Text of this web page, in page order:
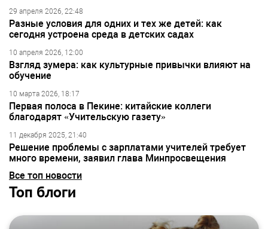
29 апреля 2026, 22:48
Разные условия для одних и тех же детей: как
сегодня устроена среда в детских садах
10 апреля 2026, 12:00
Взгляд зумера: как культурные привычки влияют на
обучение
10 марта 2026, 18:17
Первая полоса в Пекине: китайские коллеги
благодарят «Учительскую газету»
11 декабря 2025, 21:40
Решение проблемы с зарплатами учителей требует
много времени, заявил глава Минпросвещения
Все топ новости
Топ блоги